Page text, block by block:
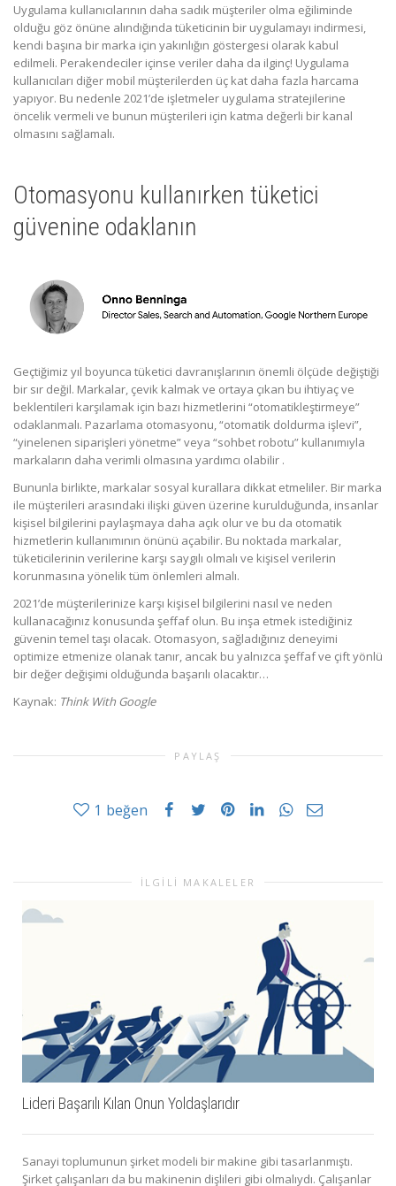
Uygulama kullanıcılarının daha sadık müşteriler olma eğiliminde
olduğu göz önüne alındığında tüketicinin bir uygulamayı indirmesi,
kendi başına bir marka için yakınlığın göstergesi olarak kabul
edilmeli. Perakendeciler içinse veriler daha da ilginç! Uygulama
kullanıcıları diğer mobil müşterilerden üç kat daha fazla harcama
yapıyor. Bu nedenle 2021’de işletmeler uygulama stratejilerine
öncelik vermeli ve bunun müşterileri için katma değerli bir kanal
olmasını sağlamalı.
Otomasyonu kullanırken tüketici
güvenine odaklanın
Geçtiğimiz yıl boyunca tüketici davranışlarının önemli ölçüde değiştiği
bir sır değil. Markalar, çevik kalmak ve ortaya çıkan bu ihtiyaç ve
beklentileri karşılamak için bazı hizmetlerini “otomatikleştirmeye”
odaklanmalı. Pazarlama otomasyonu, “otomatik doldurma işlevi”,
“yinelenen siparişleri yönetme” veya “sohbet robotu” kullanımıyla
markaların daha verimli olmasına yardımcı olabilir .
Bununla birlikte, markalar sosyal kurallara dikkat etmeliler. Bir marka
ile müşterileri arasındaki ilişki güven üzerine kurulduğunda, insanlar
kişisel bilgilerini paylaşmaya daha açık olur ve bu da otomatik
hizmetlerin kullanımının önünü açabilir. Bu noktada markalar,
tüketicilerinin verilerine karşı saygılı olmalı ve kişisel verilerin
korunmasına yönelik tüm önlemleri almalı.
2021’de müşterilerinize karşı kişisel bilgilerini nasıl ve neden
kullanacağınız konusunda şeffaf olun. Bu inşa etmek istediğiniz
güvenin temel taşı olacak. Otomasyon, sağladığınız deneyimi
optimize etmenize olanak tanır, ancak bu yalnızca şeffaf ve çift ​​yönlü
bir değer değişimi olduğunda başarılı olacaktır…
Kaynak: Think With Google
PAYLAŞ
1 beğen
İLGILI MAKALELER
Lideri Başarılı Kılan Onun Yoldaşlarıdır
Sanayi toplumunun şirket modeli bir makine gibi tasarlanmıştı.
Şirket çalışanları da bu makinenin dişlileri gibi olmalıydı. Çalışanlar